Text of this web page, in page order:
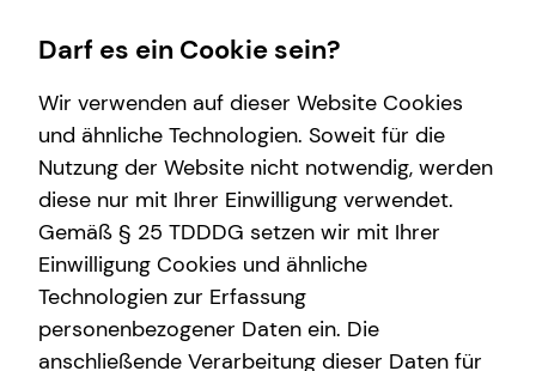
Karriere
Karrierechancen
Ausbildung
Trainee
Finanzberatung
Altersvorsorge
Investment
Kapitalanlage Immobilien
Wissenswertes
Über mich
Über tecis
Podcast
Service
Kundenportal
Schadenabwicklung
Darf es ein Cookie sein?
Wir verwenden auf dieser Website Cookies
und ähnliche Technologien. Soweit für die
Nutzung der Website nicht notwendig, werden
diese nur mit Ihrer Einwilligung verwendet.
Gemäß § 25 TDDDG setzen wir mit Ihrer
Einwilligung Cookies und ähnliche
Technologien zur Erfassung
personenbezogener Daten ein. Die
anschließende Verarbeitung dieser Daten für